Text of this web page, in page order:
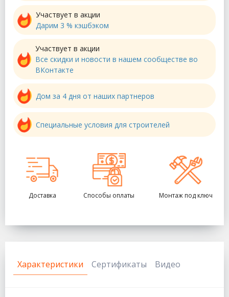
Участвует в акции
Дарим 3 % кэшбэком
Участвует в акции
Все скидки и новости в нашем сообществе во
ВКонтакте
Дом за 4 дня от наших партнеров
Специальные условия для строителей
Доставка Способы оплаты Монтаж под ключ
Характеристики Сертификаты Видео